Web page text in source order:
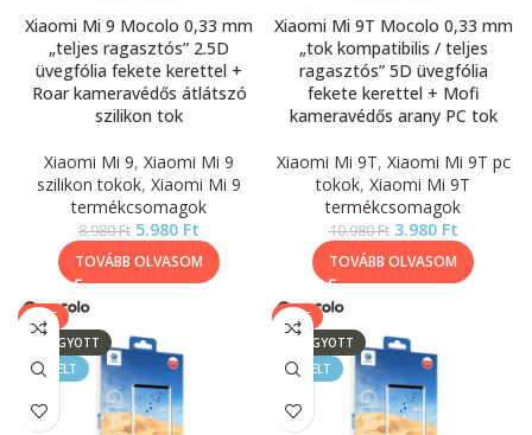
Xiaomi Mi 9 Mocolo 0,33 mm
„teljes ragasztós” 2.5D
üvegfólia fekete kerettel +
Roar kameravédős átlátszó
szilikon tok
Xiaomi Mi 9, Xiaomi Mi 9
szilikon tokok, Xiaomi Mi 9
termékcsomagok
8.980Ft 5.980 Ft
TOVÁBB OLVASOM
Xiaomi Mi 9T Mocolo 0,33 mm
„tok kompatibilis / teljes
ragasztós” 5D üvegfólia
fekete kerettel + Mofi
kameravédős arany PC tok
Xiaomi Mi 9T, Xiaomi Mi 9T pc
tokok, Xiaomi Mi 9T
termékcsomagok
10.980Ft 3.980 Ft
TOVÁBB OLVASOM
SALE
ELFOGYOTT
KIEMELT
SALE
ELFOGYOTT
KIEMELT